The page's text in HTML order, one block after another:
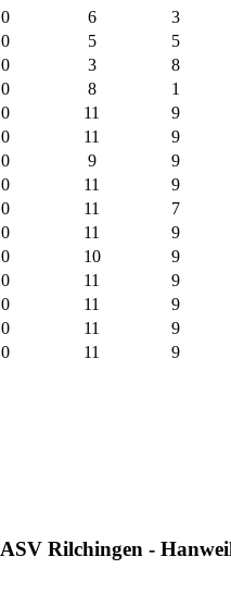
0 6
3
0 5
5
0 3
8
0 8
1
0 11
9
0 11
9
0 9
9
0 11
9
0 11
7
0 11
9
0 10
9
0 11
9
0 11
9
0 11
9
0 11 9
ASV Rilchingen -